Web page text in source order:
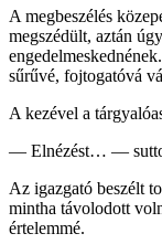
A megbeszélés
megszédült, aztán
sűrűvé, fojtogatóvá
A kezével a
— Elnézést… —
Az igazgató beszélt
mintha távolodott
értelemmé.